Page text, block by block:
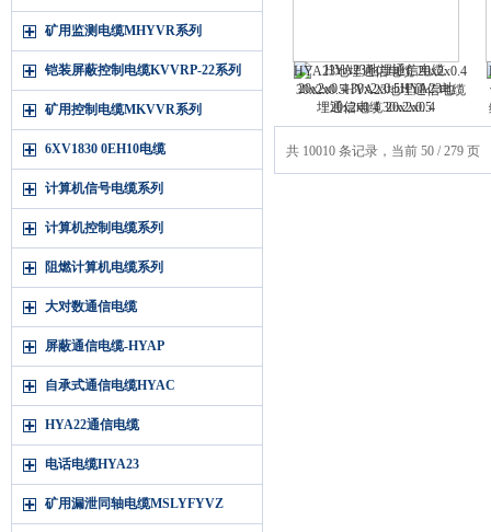
矿用监测电缆MHYVR系列
铠装屏蔽控制电缆KVVRP-22系列
矿用控制电缆MKVVR系列
6XV1830 0EH10电缆
计算机信号电缆系列
计算机控制电缆系列
阻燃计算机电缆系列
大对数通信电缆
屏蔽通信电缆-HYAP
自承式通信电缆HYAC
HYA22通信电缆
电话电缆HYA23
矿用漏泄同轴电缆MSLYFYVZ
HYA23地埋通信电缆 20x2x0.4
30x2x0.5HYA23地埋通信电缆
20x2x0.4 30x2x0.5
共 10010 条记录，当前 50 / 279 页